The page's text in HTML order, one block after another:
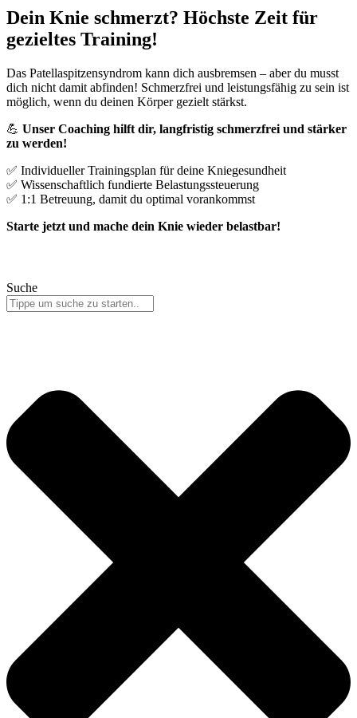
Dein Knie schmerzt? Höchste Zeit für
gezieltes Training!
Das Patellaspitzensyndrom kann dich ausbremsen – aber du musst
dich nicht damit abfinden! Schmerzfrei und leistungsfähig zu sein ist
möglich, wenn du deinen Körper gezielt stärkst.
💪 Unser Coaching hilft dir, langfristig schmerzfrei und stärker
zu werden!
✅ Individueller Trainingsplan für deine Kniegesundheit
✅ Wissenschaftlich fundierte Belastungssteuerung
✅ 1:1 Betreuung, damit du optimal vorankommst
Starte jetzt und mache dein Knie wieder belastbar!
Suche